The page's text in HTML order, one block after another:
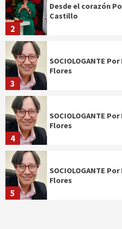
2
Desde el corazón
Castillo
3
SOCIOLOGANTE
Flores
4
SOCIOLOGANTE
Flores
5
SOCIOLOGANTE
Flores